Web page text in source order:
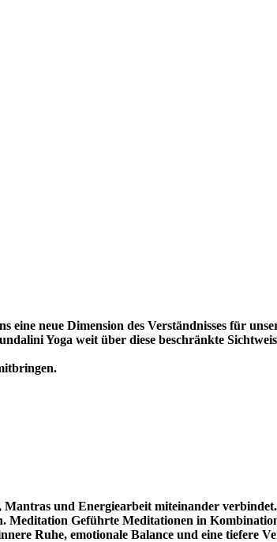
neue Dimension des Verständnisses für
Yoga weit über diese beschränkte
und Energiearbeit miteinander
Geführte Meditationen in
Ruhe, emotionale Balance und eine tiefere